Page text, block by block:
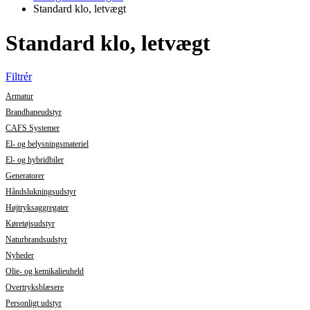
Standard klo, letvægt
Standard klo, letvægt
Filtrér
Armatur
Brandhaneudstyr
CAFS Systemer
El- og belysningsmateriel
El- og hybridbiler
Generatorer
Håndslukningsudstyr
Højtryksaggregater
Køretøjsudstyr
Naturbrandsudstyr
Nyheder
Olie- og kemikalieuheld
Overtryksblæsere
Personligt udstyr